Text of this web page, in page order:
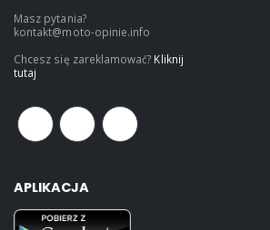
Masz pytania?
kontakt@moto-opinie.info
Chcesz się zareklamować? Kliknij
tutaj
APLIKACJA